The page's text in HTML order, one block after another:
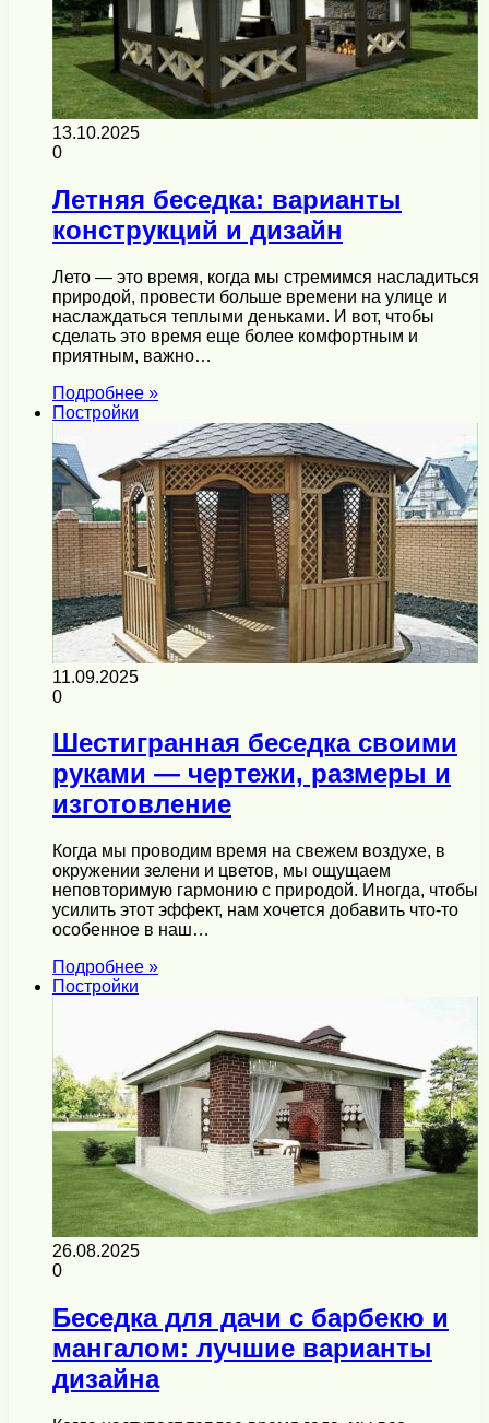
13.10.2025
0
Летняя беседка: варианты
конструкций и дизайн
Лето — это время, когда мы стремимся насладиться
природой, провести больше времени на улице и
наслаждаться теплыми деньками. И вот, чтобы
сделать это время еще более комфортным и
приятным, важно…
Подробнее »
Постройки
11.09.2025
0
Шестигранная беседка своими
руками — чертежи, размеры и
изготовление
Когда мы проводим время на свежем воздухе, в
окружении зелени и цветов, мы ощущаем
неповторимую гармонию с природой. Иногда, чтобы
усилить этот эффект, нам хочется добавить что-то
особенное в наш…
Подробнее »
Постройки
26.08.2025
0
Беседка для дачи с барбекю и
мангалом: лучшие варианты
дизайна